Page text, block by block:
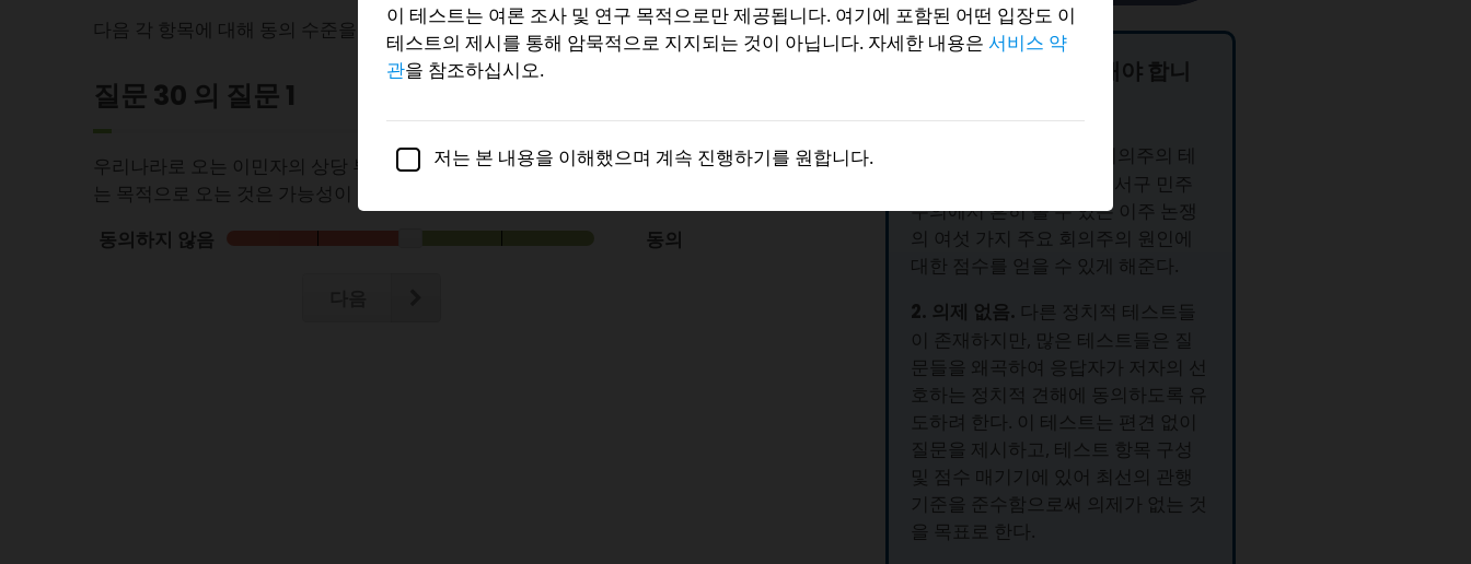
다음 각 항목에 대해 동의 수준을 표시하시오.
질문 30 의 질문 1
우리나라로 오는 이민자의 상당 부분이 사회 및/또는 복지 서비스를 이용하려
는 목적으로 오는 것은 가능성이 낮다.
동의하지 않음
동의
왜 이 테스트를 사용해야 합니
이 온라인 이주 회의주의 테
스트는 무료로 제공되며, 서구 민주
주의에서 흔히 볼 수 있는 이주 논쟁
의 여섯 가지 주요 회의주의 원인에
대한 점수를 얻을 수 있게 해준다.
2. 의제 없음. 다른 정치적 테스트들
이 존재하지만, 많은 테스트들은 질
문들을 왜곡하여 응답자가 저자의 선
호하는 정치적 견해에 동의하도록 유
도하려 한다. 이 테스트는 편견 없이
질문을 제시하고, 테스트 항목 구성
및 점수 매기기에 있어 최선의 관행
기준을 준수함으로써 의제가 없는 것
을 목표로 한다.
이 테스트는 여론 조사 및 연구 목적으로만 제공됩니다. 여기에 포함된 어떤 입장도 이
테스트의 제시를 통해 암묵적으로 지지되는 것이 아닙니다. 자세한 내용은 서비스 약
관을 참조하십시오.
저는 본 내용을 이해했으며 계속 진행하기를 원합니다.